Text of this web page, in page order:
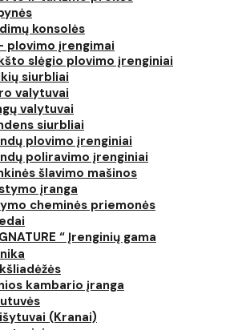
konsolės
plovimo įrengimai
slėgio plovimo įrenginiai
siurbliai
valytuvai
valytuvai
siurbliai
plovimo įrenginiai
poliravimo įrenginiai
šlavimo mašinos
įranga
cheminės priemonės
“ Įrenginių gama
kambario įranga
(Kranai)